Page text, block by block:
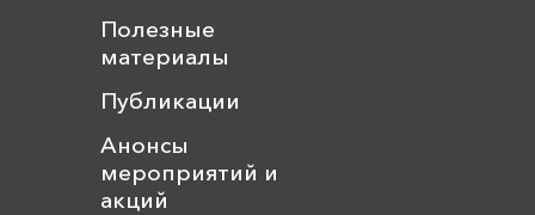
Полезные
материалы
Публикации
Анонсы
мероприятий и
акций